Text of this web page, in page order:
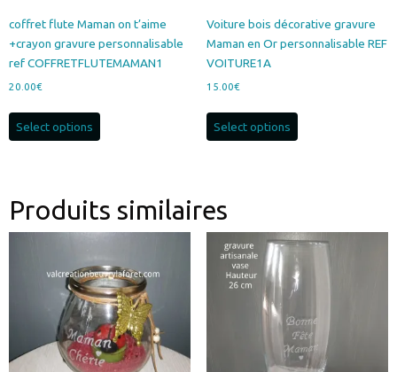
coffret flute Maman on t’aime
+crayon gravure personnalisable
ref COFFRETFLUTEMAMAN1
20.00€
Select options
Voiture bois décorative gravure
Maman en Or personnalisable REF
VOITURE1A
15.00€
Select options
Produits similaires